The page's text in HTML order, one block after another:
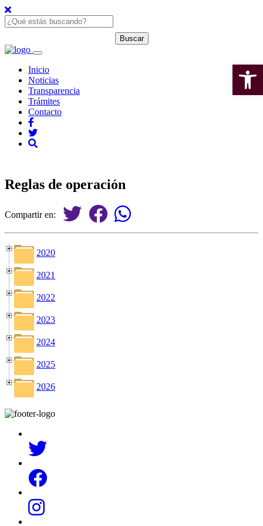
Inicio
Noticias
Transparencia
Trámites
Contacto
Reglas de operación
Compartir en:
2020
2021
2022
2023
2024
2025
2026